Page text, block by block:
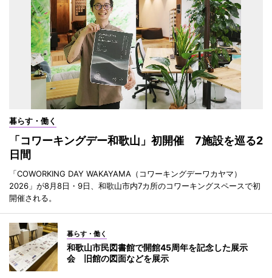
暮らす・働く
「コワーキングデー和歌山」初開催 7施設を巡る2
日間
「COWORKING DAY WAKAYAMA（コワーキングデーワカヤマ）
2026」が8月8日・9日、和歌山市内7カ所のコワーキングスペースで初
開催される。
暮らす・働く
和歌山市民図書館で開館45周年を記念した展示
会 旧館の図面などを展示